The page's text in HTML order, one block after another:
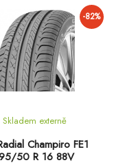
-82%
Champiro FE1
50 R 16 88V
Skladem externě